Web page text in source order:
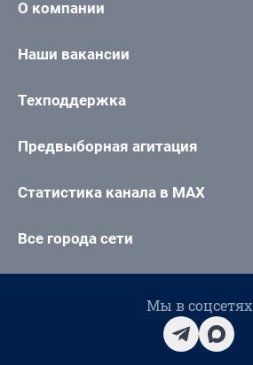
О компании
Наши вакансии
Техподдержка
Предвыборная агитация
Статистика канала в MAX
Все города сети
Мы в соцсетях